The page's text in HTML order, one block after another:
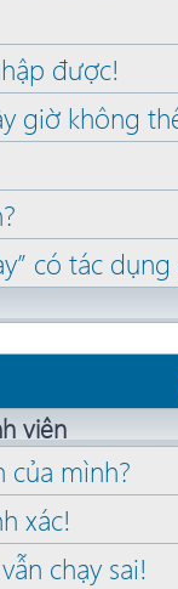
được!
giờ không
có tác dụng
viên
của mình?
xác!
chạy sai!